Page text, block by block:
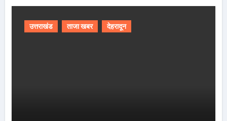
उत्तराखंड ताजा खबर देहरादून